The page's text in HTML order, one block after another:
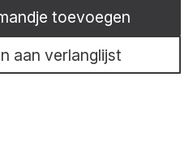
toevoegen
aan verlanglijst